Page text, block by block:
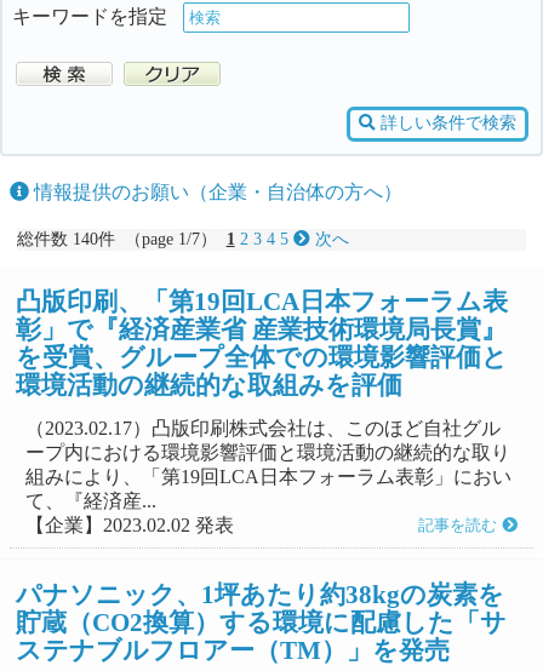
キーワードを指定
詳しい条件で検索
情報提供のお願い（企業・自治体の方へ）
総件数 140件 （page 1/7） 1 2 3 4 5 次へ
凸版印刷、「第19回LCA日本フォーラム表
彰」で『経済産業省 産業技術環境局長賞』
を受賞、グループ全体での環境影響評価と
環境活動の継続的な取組みを評価
（2023.02.17）凸版印刷株式会社は、このほど自社グル
ープ内における環境影響評価と環境活動の継続的な取り
組みにより、「第19回LCA日本フォーラム表彰」におい
て、『経済産...
【企業】2023.02.02 発表
記事を読む
パナソニック、1坪あたり約38kgの炭素を
貯蔵（CO2換算）する環境に配慮した「サ
ステナブルフロアー（TM）」を発売